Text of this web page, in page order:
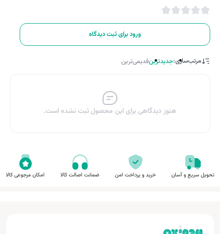
ورود برای ثبت دیدگاه
مرتب‌سازی:جدیدترینقدیمی‌ترین
هنوز دیدگاهی برای این محصول ثبت نشده است.
تحویل سریع و آسان خرید و پرداخت امن ضمانت اصالت کالا امکان مرجوعی کالا